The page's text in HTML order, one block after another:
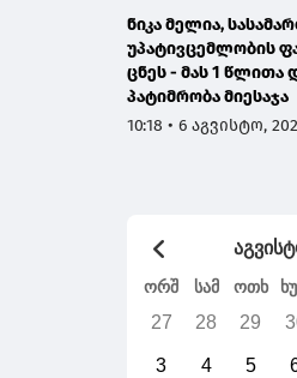
ნიკა მელია,
უპატივცემლობის
ცნეს - მას 1 წლითა
პატიმრობა მიესაჯა
10:18 • 6 აგვისტო,
ორშ სამ ოთხ
27 28 29
3 4 5